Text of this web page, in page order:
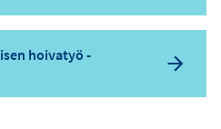
hoivatyö -